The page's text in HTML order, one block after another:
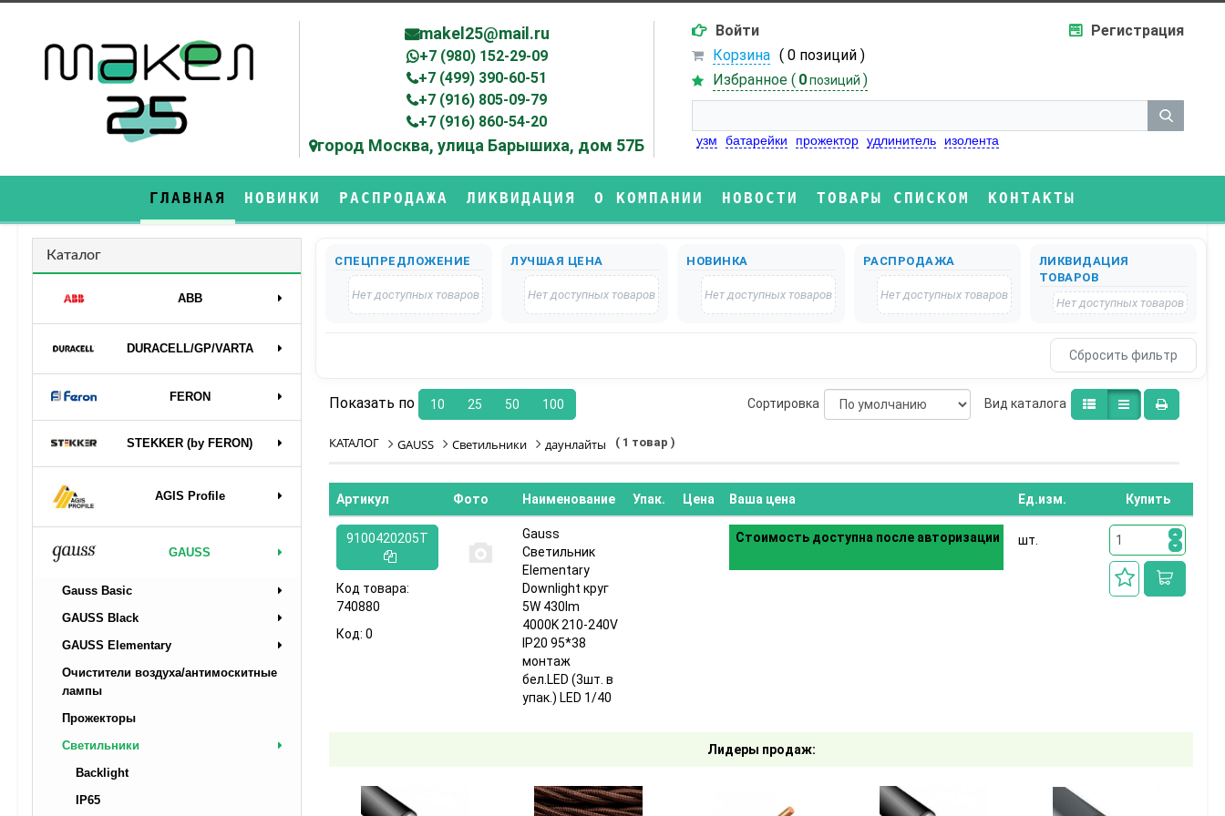
makel25@mail.ru
+7 (980) 152-29-09
+7 (499) 390-60-51
+7 (916) 805-09-79
+7 (916) 860-54-20
город Москва, улица Барышиха, дом 57Б
Войти
Регистрация
Корзина ( 0 позиций )
Избранное ( 0 позиций )
узм батарейки прожектор удлинитель изолента
ГЛАВНАЯ НОВИНКИ РАСПРОДАЖА ЛИКВИДАЦИЯ О КОМПАНИИ НОВОСТИ ТОВАРЫ СПИСКОМ КОНТАКТЫ
Каталог
ABB
DURAСELL/GP/VARTA
FERON
STEKKER (by FERON)
AGIS Profile
GAUSS
Gauss Basic
GAUSS Black
GAUSS Elementary
Очистители воздуха/антимоскитные
лампы
Прожекторы
Светильники
Backlight
IP65
СПЕЦПРЕДЛОЖЕНИЕ
Нет доступных товаров
ЛУЧШАЯ ЦЕНА
Нет доступных товаров
НОВИНКА
Нет доступных товаров
РАСПРОДАЖА
Нет доступных товаров
ЛИКВИДАЦИЯ
ТОВАРОВ
Нет доступных товаров
Показать по 10 25 50 100 Bид каталога
Сортировка
КАТАЛОГ GAUSS Светильники даунлайты ( 1 товар )
Артикул Фото Наименование Упак. Цена Ваша цена Ед.изм. Купить
9100420205T
Код товара:
740880
Код: 0
Gauss
Светильник
Elementary
Downlight круг
5W 430lm
4000K 210-240V
IP20 95*38
монтаж
бел.LED (3шт. в
упак.) LED 1/40
Стоимость доступна после авторизации шт.
Лидеры продаж: